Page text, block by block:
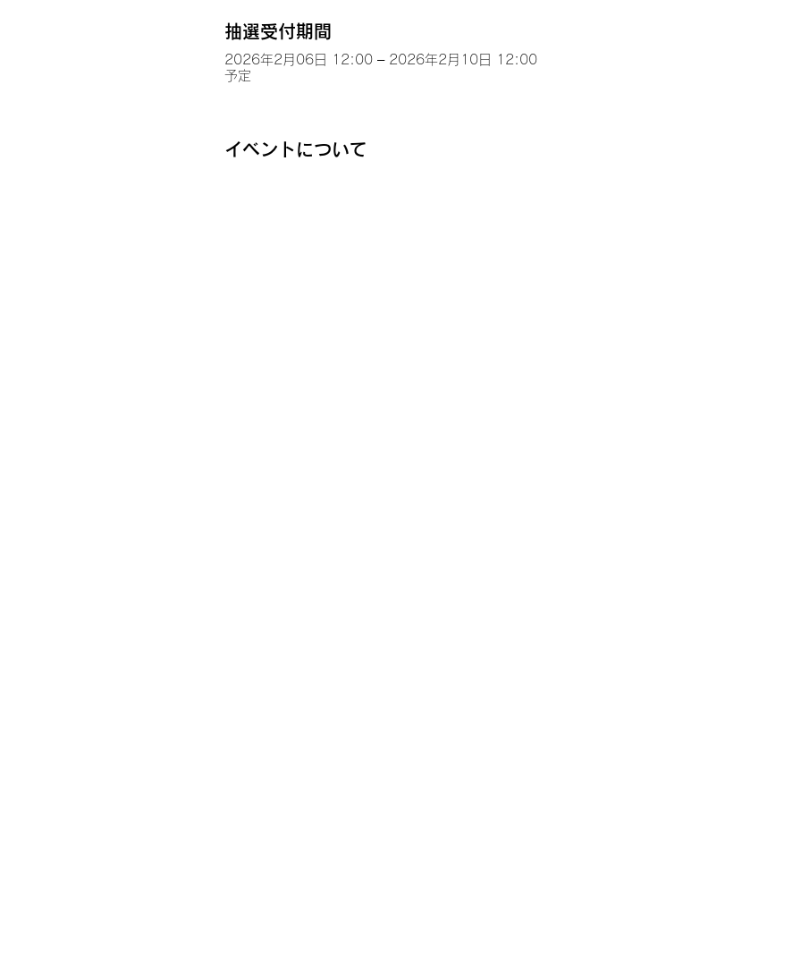
抽選受付期間
2026年2月06日 12:00 – 2026年2月10日 12:00
予定
イベントについて